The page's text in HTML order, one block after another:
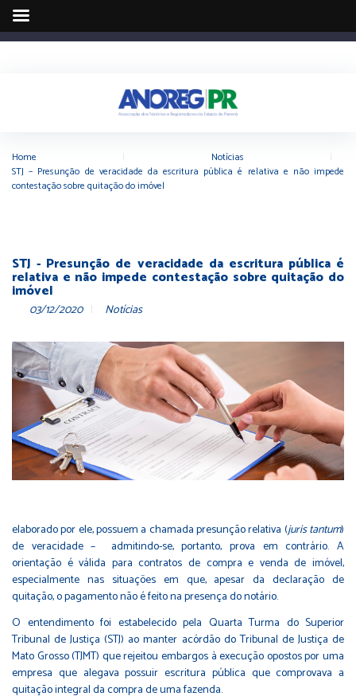
Home Notícias
STJ – Presunção de veracidade da escritura pública é relativa e não impede
contestação sobre quitação do imóvel
STJ - Presunção de veracidade da escritura pública é
relativa e não impede contestação sobre quitação do
imóvel
03/12/2020 Notícias
elaborado por ele, possuem a chamada presunção relativa (juris tantum)
de veracidade – admitindo-se, portanto, prova em contrário. A
orientação é válida para contratos de compra e venda de imóvel,
especialmente nas situações em que, apesar da declaração de
quitação, o pagamento não é feito na presença do notário.
O entendimento foi estabelecido pela Quarta Turma do Superior
Tribunal de Justiça (STJ) ao manter acórdão do Tribunal de Justiça de
Mato Grosso (TJMT) que rejeitou embargos à execução opostos por uma
empresa que alegava possuir escritura pública que comprovava a
quitação integral da compra de uma fazenda.